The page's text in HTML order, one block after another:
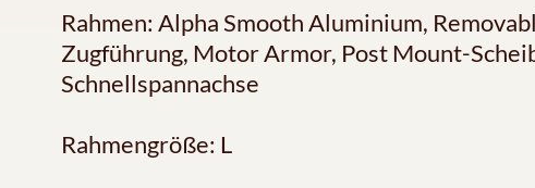
Rahmen: Alpha Smooth Aluminium,
Zugführung, Motor Armor, Post Mount-
Schnellspannachse
Rahmengröße: L